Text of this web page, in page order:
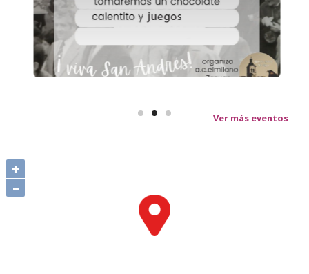
Hora:18:00h Lugar:Salón del Ayuntamiento
Ver más eventos
+
–